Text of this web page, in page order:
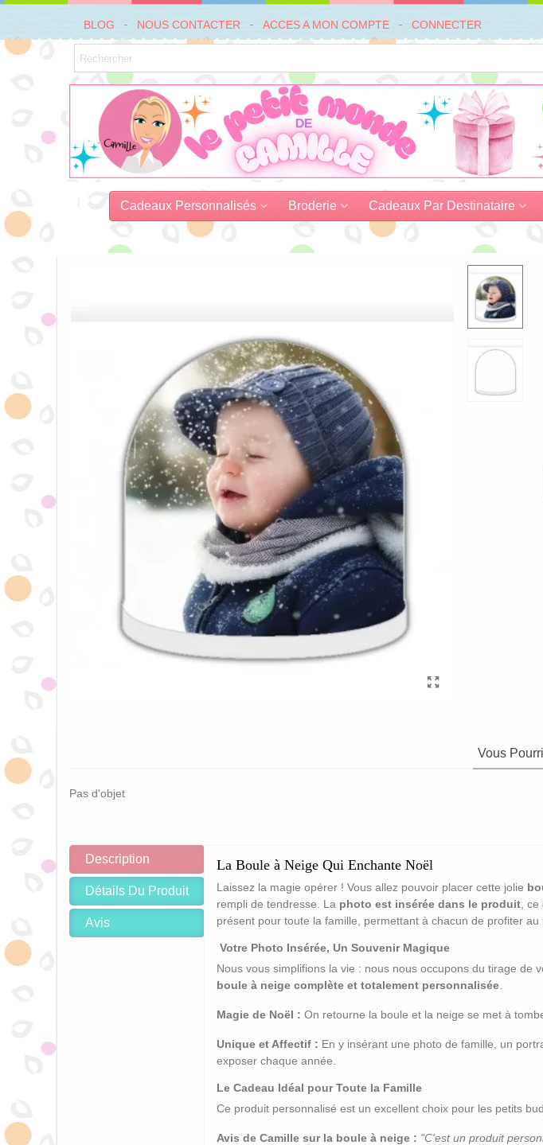
BLOG NOUS CONTACTER ACCES A MON COMPTE CONNECTER
Cadeaux Personnalisés Broderie Cadeaux Par Destinataire
Vous
Pas d'objet
Description
Détails Du Produit
Avis
La Boule à Neige Qui Enchante Noël
Laissez la magie opérer ! Vous allez pouvoir placer cette jolie
rempli de tendresse. La photo est insérée dans le produit ,
présent pour toute la famille, permettant à chacun de profiter au
Votre Photo Insérée, Un Souvenir Magique
Nous vous simplifions la vie : nous nous occupons du tirage de
boule à neige complète et totalement personnalisée
Magie de Noël : On retourne la boule et la neige se met à
Unique et Affectif : En y insérant une photo de famille, un
exposer chaque année.
Le Cadeau Idéal pour Toute la Famille
Ce produit personnalisé est un excellent choix pour les petits
Avis de Camille sur la boule à neige : "C'est un produit